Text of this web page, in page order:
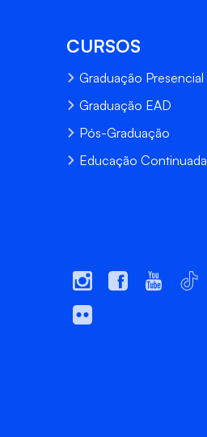
CURSOS
Graduação Presencial
Graduação EAD
Pós-Graduação
Educação Continuada